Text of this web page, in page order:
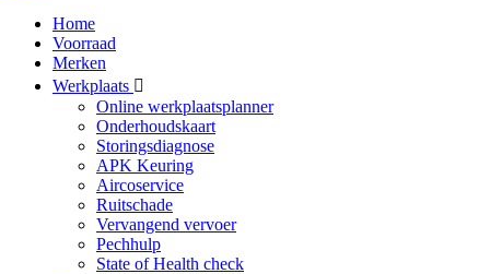
Home
Voorraad
Merken
Werkplaats
Online werkplaatsplanner
Onderhoudskaart
Storingsdiagnose
APK Keuring
Aircoservice
Ruitschade
Vervangend vervoer
Pechhulp
State of Health check